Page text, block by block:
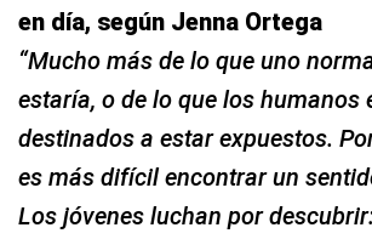
en día, según Jenna Ortega
“Mucho más de lo que uno
estaría, o de lo que los humanos
destinados a estar expuestos.
es más difícil encontrar un
Los jóvenes luchan por descubrir: